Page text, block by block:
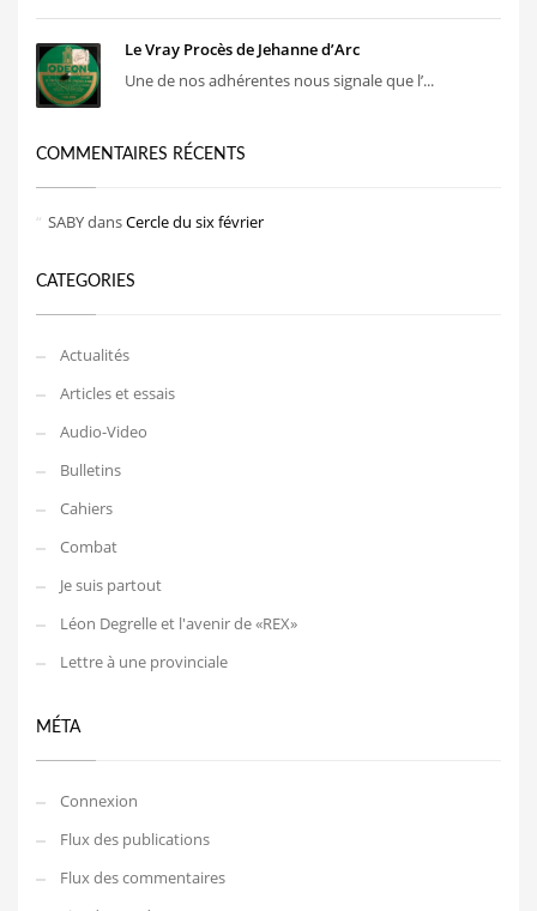
Le Vray Procès de Jehanne d’Arc
Une de nos adhérentes nous signale que l’...
COMMENTAIRES RÉCENTS
SABYdansCercle du six février
CATEGORIES
Actualités
Articles et essais
Audio-Video
Bulletins
Cahiers
Combat
Je suis partout
Léon Degrelle et l'avenir de «REX»
Lettre à une provinciale
MÉTA
Connexion
Flux des publications
Flux des commentaires